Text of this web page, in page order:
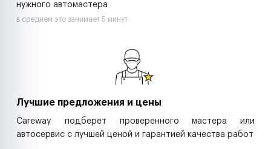
нужного автомастера
в среднем это занимает 5 минут
Лучшие предложения и цены
Careway подберет проверенного мастера или
автосервис с лучшей ценой и гарантией качества работ